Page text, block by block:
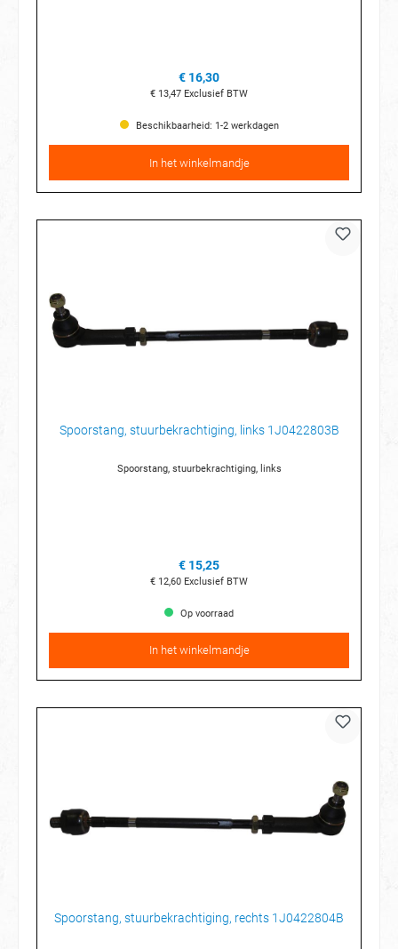
€ 16,30
€ 13,47 Exclusief BTW
Beschikbaarheid: 1-2 werkdagen
In het winkelmandje
Spoorstang, stuurbekrachtiging, links 1J0422803B
Spoorstang, stuurbekrachtiging, links
€ 15,25
€ 12,60 Exclusief BTW
Op voorraad
In het winkelmandje
Spoorstang, stuurbekrachtiging, rechts 1J0422804B